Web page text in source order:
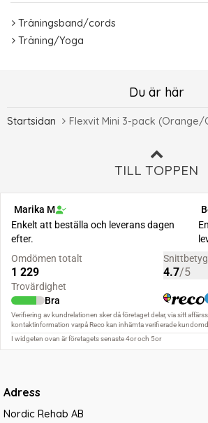
Träningsband/cords
Träning/Yoga
Du är här
Startsidan Flexvit Mini 3-pack
TILL TOPPEN
Adress
Nordic Rehab AB